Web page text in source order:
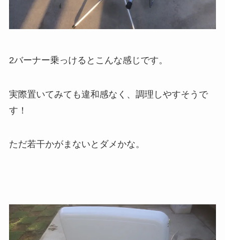
2バーナー乗っけるとこんな感じです。
実際置いてみても違和感なく、調理しやすそうで
す！
ただ若干かがまないとダメかな。